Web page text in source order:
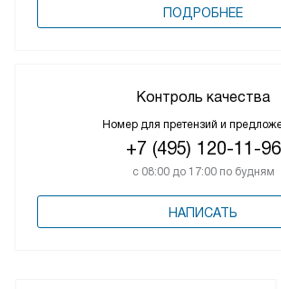
ПОДРОБНЕЕ
Контроль качества
Номер для претензий и
+7 (495) 120-11-96
с 08:00 до 17:00 по будням
НАПИСАТЬ